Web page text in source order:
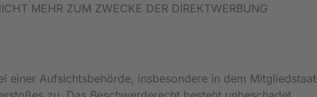
MEHR ZUM ZWECKE DER DIREKTWERBUNG
einer Aufsichtsbehörde, insbesondere in dem Mitgliedstaat